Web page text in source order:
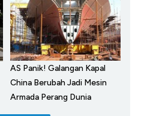
AS Panik! Galangan Kapal
China Berubah Jadi Mesin
Armada Perang Dunia